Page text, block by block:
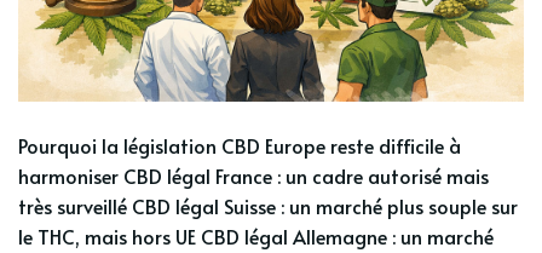
Pourquoi la législation CBD Europe reste difficile à
harmoniser CBD légal France : un cadre autorisé mais
très surveillé CBD légal Suisse : un marché plus souple sur
le THC, mais hors UE CBD légal Allemagne : un marché